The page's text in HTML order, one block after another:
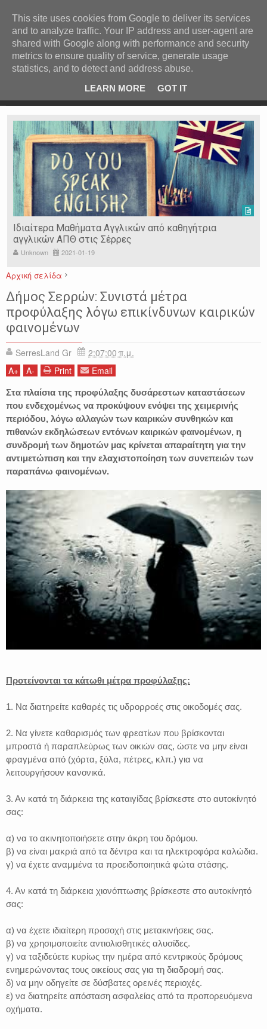
Ιερόσυλοι έκλεψαν τάματα από Ιερό Ναό στις Σέρρες
Ιδιαίτερα Μαθήματα Αγγλικών από καθηγήτρια
αγγλικών ΑΠΘ στις Σέρρες
Unknown 2021-01-19
Αρχική σελίδα
ΕΙΔΗΣΕΙΣ
ΚΑΙΡΙΚΑ ΦΑΙΝΟΜΕΝΑ ΚΑΙΡΟΣ
ΚΟΙΝΩΝΙΑ
ΜΕΤΡΑ ΠΡΟΦΥΛΑΞΗΣ
ΣΕΡΡΕΣ
Δήμος Σερρών: Συνιστά μέτρα
προφύλαξης λόγω επικίνδυνων καιρικών
φαινομένων
SerresLand Gr
2:07:00 π.μ.
A+ A- Print Email
Στα πλαίσια της προφύλαξης δυσάρεστων καταστάσεων
που ενδεχομένως να προκύψουν ενόψει της χειμερινής
περιόδου, λόγω αλλαγών των καιρικών συνθηκών και
πιθανών εκδηλώσεων εντόνων καιρικών φαινομένων, η
συνδρομή των δημοτών μας κρίνεται απαραίτητη για την
αντιμετώπιση και την ελαχιστοποίηση των συνεπειών των
παραπάνω φαινομένων.
Προτείνονται τα κάτωθι μέτρα προφύλαξης:
1. Να διατηρείτε καθαρές τις υδρορροές στις οικοδομές σας.
2. Να γίνετε καθαρισμός των φρεατίων που βρίσκονται
μπροστά ή παραπλεύρως των οικιών σας, ώστε να μην είναι
φραγμένα από (χόρτα, ξύλα, πέτρες, κλπ.) για να
λειτουργήσουν κανονικά.
3. Αν κατά τη διάρκεια της καταιγίδας βρίσκεστε στο αυτοκίνητό
σας:
α) να το ακινητοποιήσετε στην άκρη του δρόμου.
β) να είναι μακριά από τα δέντρα και τα ηλεκτροφόρα καλώδια.
γ) να έχετε αναμμένα τα προειδοποιητικά φώτα στάσης.
4. Αν κατά τη διάρκεια χιονόπτωσης βρίσκεστε στο αυτοκίνητό
σας:
α) να έχετε ιδιαίτερη προσοχή στις μετακινήσεις σας.
β) να χρησιμοποιείτε αντιολισθητικές αλυσίδες.
γ) να ταξιδεύετε κυρίως την ημέρα από κεντρικούς δρόμους
ενημερώνοντας τους οικείους σας για τη διαδρομή σας.
δ) να μην οδηγείτε σε δύσβατες ορεινές περιοχές.
ε) να διατηρείτε απόσταση ασφαλείας από τα προπορευόμενα
οχήματα.
ΚΕΝΤΡΙΚΗ ΑΝΑ ΚΑΤΗΓΟΡΙΑ
ΕΙΔΗΣΕΙΣ ΑΝΑ ΠΕΡΙΟΧΗ
ΠΡΟΣΦΑΤΑ ΝΕΑ
Ν. ΣΕΡΡΩΝ Η ΓΗ ΜΑΣ
ΤΥΧΑΙΕΣ ΑΝΑΡΤΗΣΕΙΣ/ΑΡΘΡΑ
Serres Racing Circuit
Panserraikos FC
Ikaroi B.C.
This site uses cookies from Google to deliver its services
and to analyze traffic. Your IP address and user-agent are
shared with Google along with performance and security
metrics to ensure quality of service, generate usage
statistics, and to detect and address abuse.
LEARN MORE
GOT IT